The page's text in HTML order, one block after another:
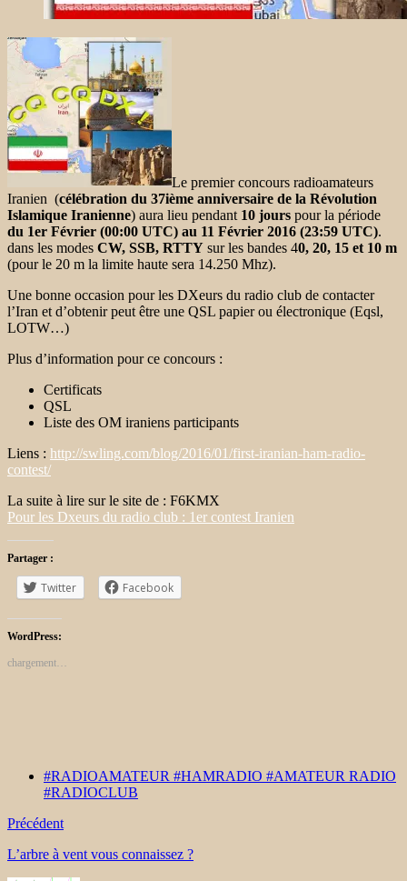
Le premier concours radioamateurs
Iranien (célébration du 37ième anniversaire de la Révolution
Islamique Iranienne) aura lieu pendant 10 jours pour la période
du 1er Février (00:00 UTC) au 11 Février 2016 (23:59 UTC).
dans les modes CW, SSB, RTTY sur les bandes 40, 20, 15 et 10 m
(pour le 20 m la limite haute sera 14.250 Mhz).
Une bonne occasion pour les DXeurs du radio club de contacter
l’Iran et d’obtenir peut être une QSL papier ou électronique (Eqsl,
LOTW…)
Plus d’information pour ce concours :
Certificats
QSL
Liste des OM iraniens participants
Liens : http://swling.com/blog/2016/01/first-iranian-ham-radio-
contest/
La suite à lire sur le site de : F6KMX
Pour les Dxeurs du radio club : 1er contest Iranien
Partager :
Twitter Facebook
WordPress:
chargement…
#RADIOAMATEUR #HAMRADIO #AMATEUR RADIO
#RADIOCLUB
Précédent
L’arbre à vent vous connaissez ?